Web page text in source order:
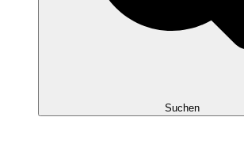
Suchen